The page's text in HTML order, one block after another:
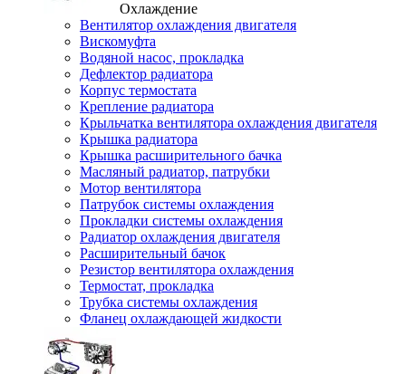
Охлаждение
Вентилятор охлаждения двигателя
Вискомуфта
Водяной насос, прокладка
Дефлектор радиатора
Корпус термостата
Крепление радиатора
Крыльчатка вентилятора охлаждения двигателя
Крышка радиатора
Крышка расширительного бачка
Масляный радиатор, патрубки
Мотор вентилятора
Патрубок системы охлаждения
Прокладки системы охлаждения
Радиатор охлаждения двигателя
Расширительный бачок
Резистор вентилятора охлаждения
Термостат, прокладка
Трубка системы охлаждения
Фланец охлаждающей жидкости